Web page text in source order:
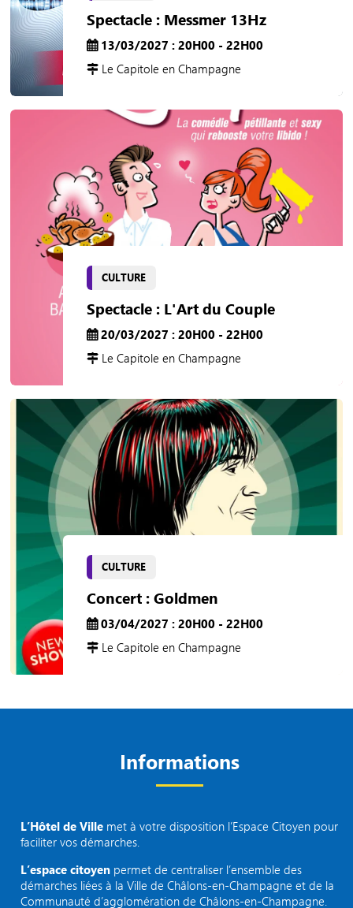
Spectacle : Messmer 13Hz
13/03/2027 : 20H00 - 22H00
Le Capitole en Champagne
CULTURE
Spectacle : L'Art du Couple
20/03/2027 : 20H00 - 22H00
Le Capitole en Champagne
CULTURE
Concert : Goldmen
03/04/2027 : 20H00 - 22H00
Le Capitole en Champagne
Informations
L’Hôtel de Ville met à votre disposition l’Espace Citoyen pour
faciliter vos démarches.
L’espace citoyen permet de centraliser l’ensemble des
démarches liées à la Ville de Châlons-en-Champagne et de la
Communauté d’agglomération de Châlons-en-Champagne.